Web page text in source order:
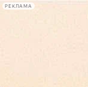
РЕКЛАМА